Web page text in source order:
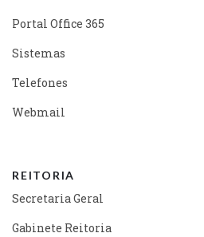
Portal Office 365
Sistemas
Telefones
Webmail
REITORIA
Secretaria Geral
Gabinete Reitoria